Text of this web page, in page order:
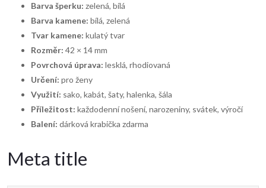
Barva šperku: zelená, bílá
Barva kamene: bílá, zelená
Tvar kamene: kulatý tvar
Rozměr: 42 × 14 mm
Povrchová úprava: lesklá, rhodiovaná
Určení: pro ženy
Využití: sako, kabát, šaty, halenka, šála
Příležitost: každodenní nošení, narozeniny, svátek, výročí
Balení: dárková krabička zdarma
Meta title